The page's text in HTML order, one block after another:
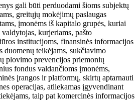
gali būti perduodami šioms subjektų
greitųjų mokėjimų paslaugas
įmonėms iš kapitalo grupės, kuriai
kurjeriams, pašto
institucijoms, finansinės informacijos
duomenų teikėjams, sukčiavimo
plovimo prevencijos priemonių
fondus valdančioms įmonėms,
įrangos ir platformų, skirtų aptarnauti
operacijas, atliekamas įgyvendinant
taip pat komercinės informacijos